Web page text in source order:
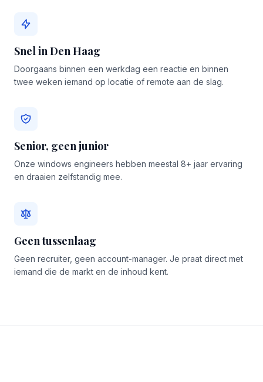
Snel in Den Haag
Doorgaans binnen een werkdag een reactie en binnen
twee weken iemand op locatie of remote aan de slag.
Senior, geen junior
Onze windows engineers hebben meestal 8+ jaar ervaring
en draaien zelfstandig mee.
Geen tussenlaag
Geen recruiter, geen account-manager. Je praat direct met
iemand die de markt en de inhoud kent.